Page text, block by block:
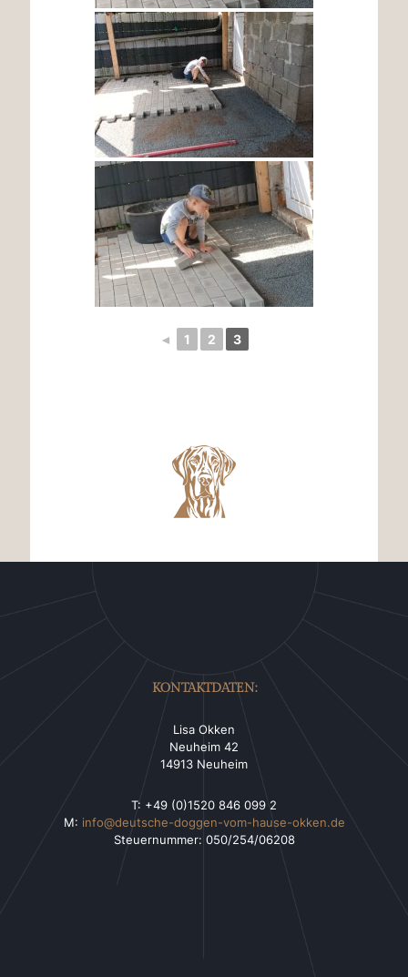
◄ 1 2 3
KONTAKTDATEN:
Lisa Okken
Neuheim 42
14913 Neuheim
T: +49 (0)1520 846 099 2
M: info@deutsche-doggen-vom-hause-okken.de
Steuernummer: 050/254/06208